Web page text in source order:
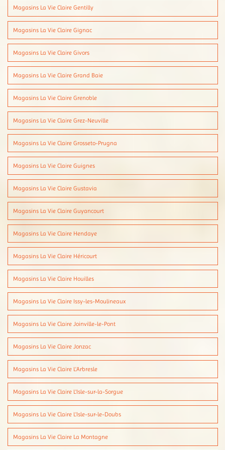
Magasins La Vie Claire Gentilly
Magasins La Vie Claire Gignac
Magasins La Vie Claire Givors
Magasins La Vie Claire Grand Baie
Magasins La Vie Claire Grenoble
Magasins La Vie Claire Grez-Neuville
Magasins La Vie Claire Grosseto-Prugna
Magasins La Vie Claire Guignes
Magasins La Vie Claire Gustavia
Magasins La Vie Claire Guyancourt
Magasins La Vie Claire Hendaye
Magasins La Vie Claire Héricourt
Magasins La Vie Claire Houilles
Magasins La Vie Claire Issy-les-Moulineaux
Magasins La Vie Claire Joinville-le-Pont
Magasins La Vie Claire Jonzac
Magasins La Vie Claire L'Arbresle
Magasins La Vie Claire L'Isle-sur-la-Sorgue
Magasins La Vie Claire L'Isle-sur-le-Doubs
Magasins La Vie Claire La Montagne